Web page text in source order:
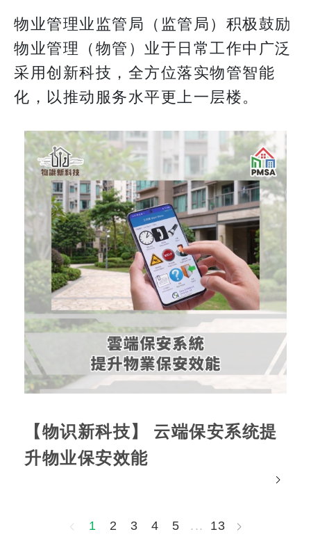
物业管理业监管局（监管局）积极鼓励
物业管理（物管）业于日常工作中广泛
采用创新科技，全方位落实物管智能
化，以推动服务水平更上一层楼。
【物识新科技】 云端保安系统提
升物业保安效能
1 2 3 4 5 ... 13